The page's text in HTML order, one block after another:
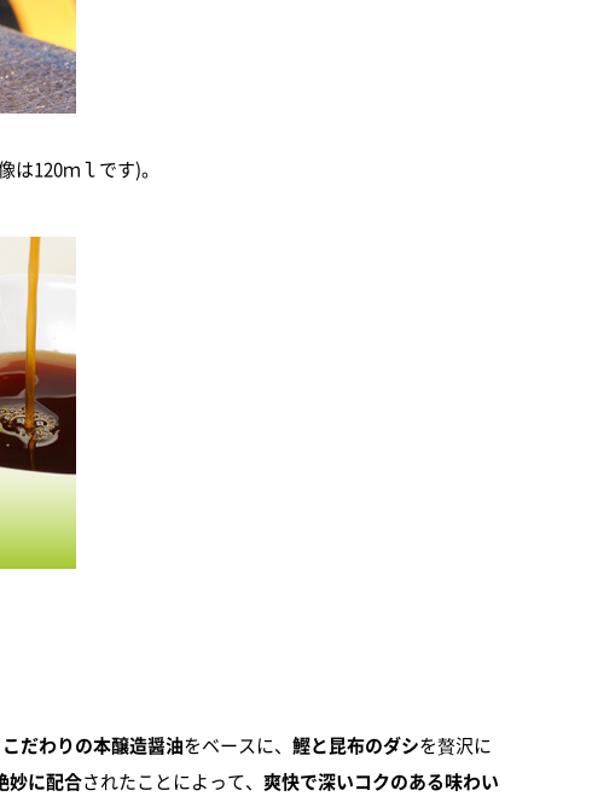
120ｍｌです)。
こだわりの本醸造醤油をベースに、 鰹と昆布のダシを贅沢に
妙に配合されたことによって、 爽快で深いコクのある味わい